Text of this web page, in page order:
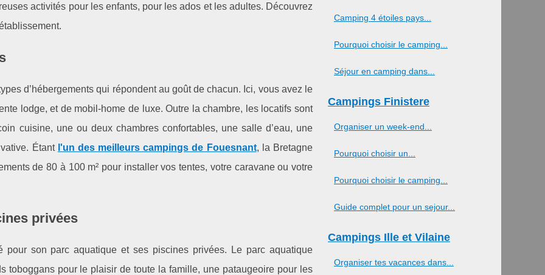
activités pour les enfants, pour les ados et les adultes. Découvrez
d’hébergements qui répondent au goût de chacun. Ici, vous avez le
lodge, et de mobil-home de luxe. Outre la chambre, les locatifs sont
cuisine, une ou deux chambres confortables, une salle d’eau, une
Étant l'un des meilleurs campings de Fouesnant, la Bretagne
de 80 à 100 m² pour installer vos tentes, votre caravane ou votre
privées
pour son parc aquatique et ses piscines privées. Le parc aquatique
toboggans pour le plaisir de toute la famille, une pataugeoire pour les
Camping 4 étoiles pays...
Pourquoi choisir le camping...
Séjour en camping dans...
Campings Finistere
Organiser un week-end...
Pourquoi choisir un...
Pourquoi choisir le camping...
Guide complet pour un sejour...
Campings Ille et Vilaine
Organiser tes vacances dans...